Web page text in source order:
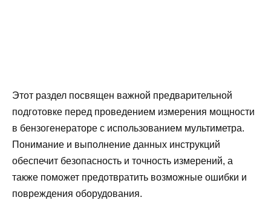
Этот раздел посвящен важной предварительной
подготовке перед проведением измерения мощности
в бензогенераторе с использованием мультиметра.
Понимание и выполнение данных инструкций
обеспечит безопасность и точность измерений, а
также поможет предотвратить возможные ошибки и
повреждения оборудования.